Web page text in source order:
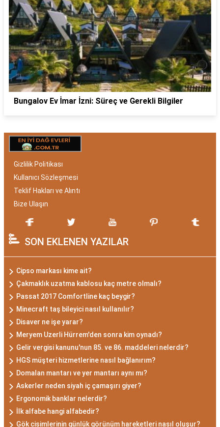
Bungalov Ev İmar İzni: Süreç ve Gerekli Bilgiler
Gizlilik Politikası
Kullanıcı Sözleşmesi
Teklif Hakları ve Alıntı
Bize Ulaşın
SON EKLENEN YAZILAR
Cipso markası kime ait?
Çakmaklık uzatma kablosu kaç metre olmalı?
Passat 2017 Comfortline kaç beygir?
Minecraft taş bileyici nasıl kullanılır?
Disaver ne işe yarar?
Meryem Uzerli Hürrem'den sonra kim oynadı?
Gelir vergisi kanunu'nun 85. ve 86. maddeleri nelerdir?
HGS müşteri hizmetlerine nasıl bağlanırım?
Domalan mantarı ve yer mantarı aynı mı?
Askerler neden siyah iç çamaşırı giyer?
Ergonomik banklar nelerdir?
İlk alfabe hangi alfabedir?
Gök cisimlerinin günlük görünüm hareketleri nasıl oluşur?